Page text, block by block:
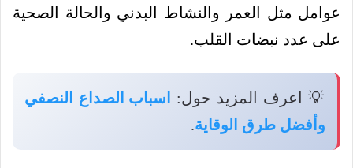
عوامل مثل العمر والنشاط البدني والحالة الصحية
على عدد نبضات القلب.
💡 اعرف المزيد حول:
اسباب الصداع النصفي
وأفضل طرق الوقاية.